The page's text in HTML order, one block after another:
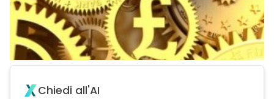
Chiedi all'AI